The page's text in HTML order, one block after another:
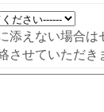
添えない場合は
させていただき